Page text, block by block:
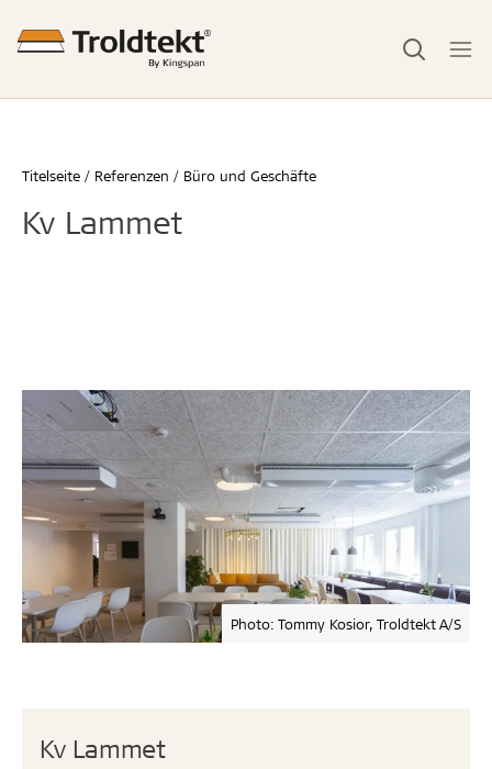
Titelseite Referenzen Büro und Geschäfte
Kv Lammet
Photo: Tommy Kosior, Troldtekt A/S
Kv Lammet